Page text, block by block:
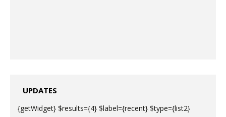
UPDATES
{getWidget} $results={4} $label={recent} $type={list2}